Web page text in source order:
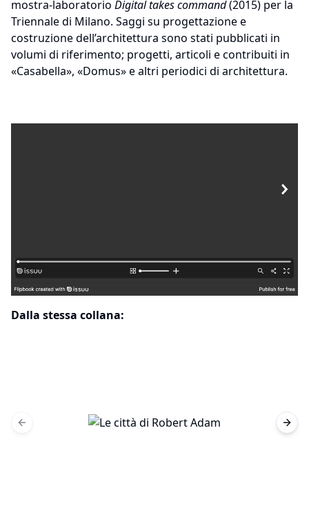
mostra-laboratorio Digital takes command(2015) per la
Triennale di Milano. Saggi su progettazione e
costruzione dell’architettura sono stati pubblicati in
volumi di riferimento; progetti, articoli e contribuiti in
«Casabella», «Domus» e altri periodici di architettura.
Dalla stessa collana:
Previous slide